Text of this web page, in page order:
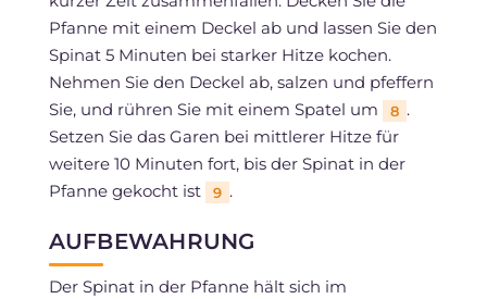
Pfanne mit einem Deckel ab und lassen Sie den
Spinat 5 Minuten bei starker Hitze kochen.
Nehmen Sie den Deckel ab, salzen und pfeffern
Sie, und rühren Sie mit einem Spatel um
8 .
Setzen Sie das Garen bei mittlerer Hitze für
weitere 10 Minuten fort, bis der Spinat in der
Pfanne gekocht ist
9 .
AUFBEWAHRUNG
Der Spinat in der Pfanne hält sich im